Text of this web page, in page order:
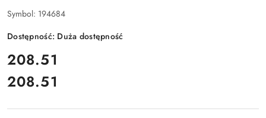
Symbol: 194684
Dostępność: Duża dostępność
cena:
208.51
Cena:
208.51